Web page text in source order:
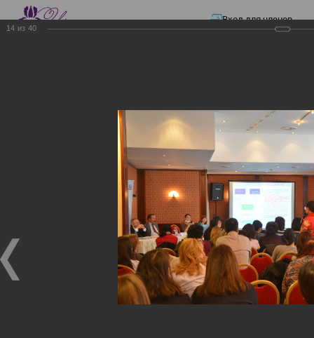
Вход для членов
Презентации
Изменения в трудовом и налоговом
законодательстве: Обязательное медицинское страхование, всеобщее
налоговое декларирование, изменения в налоговом законодательстве
2017 года в части ИПН и СН
Изменения в трудовом и
законодательстве:
Обязательное
медицинское страхование,
14 из 40